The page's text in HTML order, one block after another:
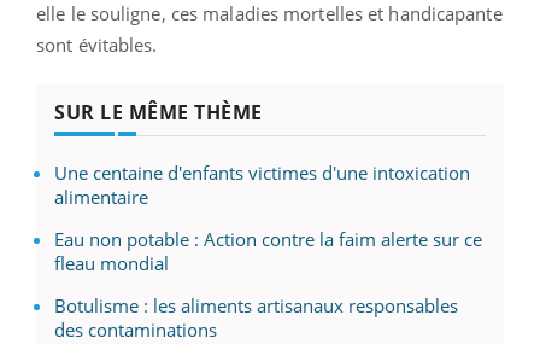
elle le souligne, ces maladies mortelles et handicapante
sont évitables.
SUR LE MÊME THÈME
Une centaine d'enfants victimes d'une intoxication
alimentaire
Eau non potable : Action contre la faim alerte sur ce
fleau mondial
Botulisme : les aliments artisanaux responsables
des contaminations